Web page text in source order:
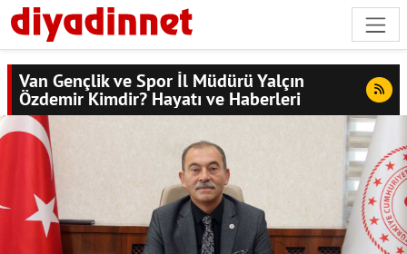
Van Gençlik ve Spor İl Müdürü Yalçın
Özdemir Kimdir? Hayatı ve Haberleri